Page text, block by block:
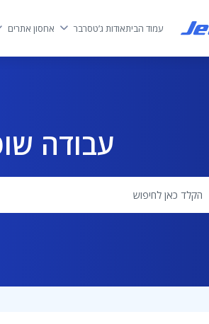
עמוד הביתאודות ג’טסרבר אחסון אתרים
עבודה